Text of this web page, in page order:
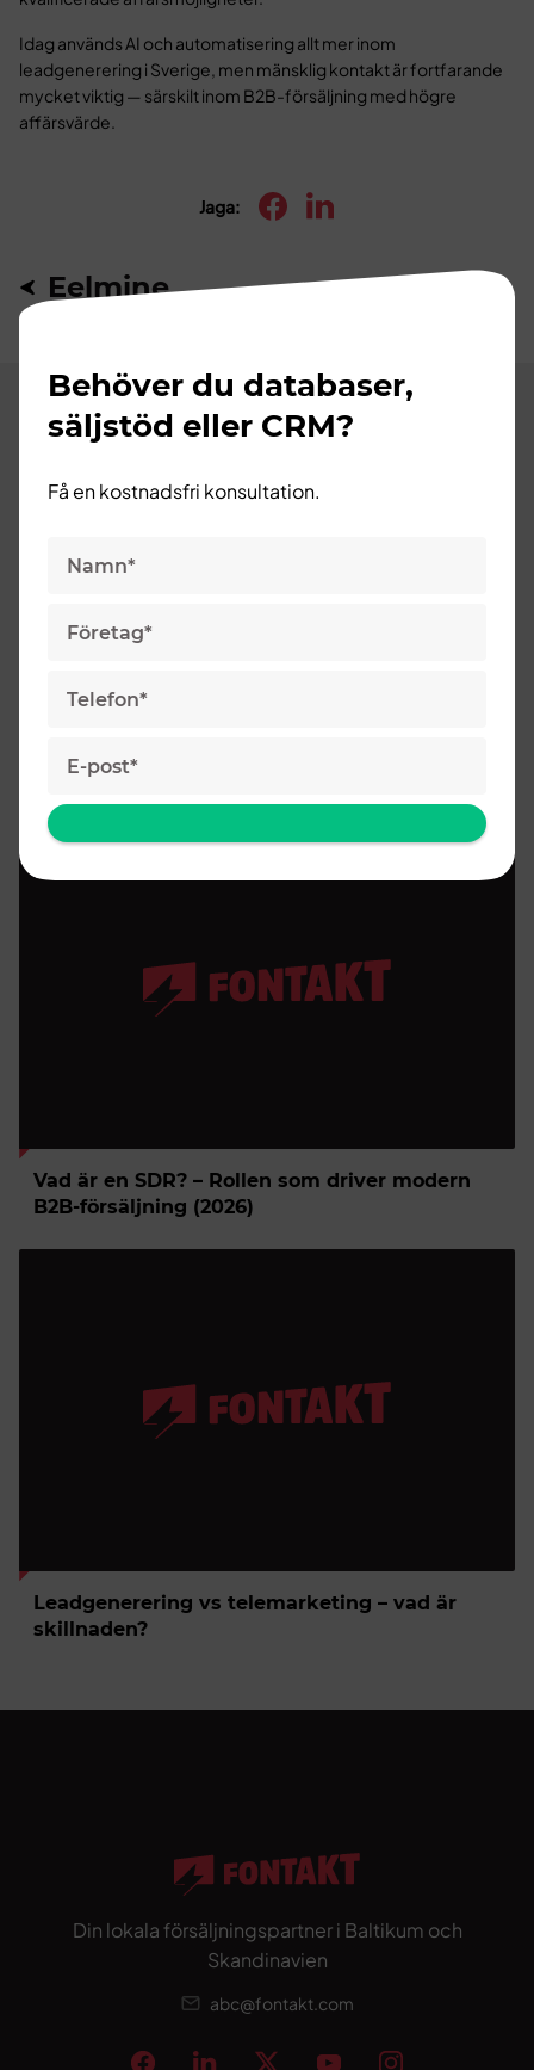
Idag används AI och automatisering allt mer inom
leadgenerering i Sverige, men mänsklig kontakt är fortfarande
mycket viktig — särskilt inom B2B-försäljning med högre
affärsvärde.
Jaga:
Eelmine
Hur hittar man nya kunder?
Vad är en SDR? – Rollen som driver modern
B2B-försäljning (2026)
Leadgenerering vs telemarketing – vad är
skillnaden?
Din lokala försäljningspartner i Baltikum och
Skandinavien
abc@fontakt.com
Behöver du databaser,
säljstöd eller CRM?
Få en kostnadsfri konsultation.